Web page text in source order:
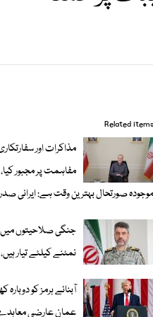
Related items
مذاکرات اور
مفاہمت پر مجبور
موجودہ صورتحال بہترین وقت ہے: ایرانی
جنگی صلاحیتوں میں
نمٹنے کیلئے تیار ہیں،
آبنائے ہرمز کو دوبارہ
عمان عارضی